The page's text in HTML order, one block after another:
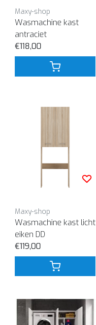
Maxy-shop
Wasmachine kast
antraciet
€118,00
Maxy-shop
Wasmachine kast licht
eiken DD
€119,00